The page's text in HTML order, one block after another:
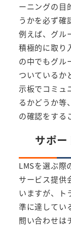
ーニングの目
うかを必ず確
例えば、グル
積極的に取り
の中でもグル
ついているか
示板でコミュ
るかどうか等
の確認をする
サポー
LMSを選ぶ際
サービス提供
いますが、ト
準に達してい
問い合わせは